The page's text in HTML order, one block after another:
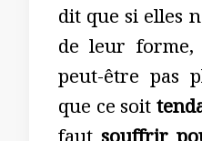
dit que si elles
de leur forme,
peut-être pas
que ce soit